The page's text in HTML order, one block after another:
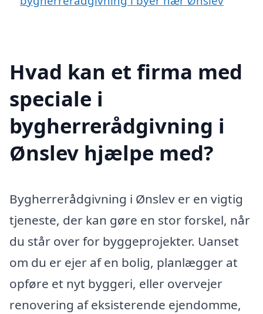
Hvad kan et firma med
speciale i
bygherrerådgivning i
Ønslev hjælpe med?
Bygherrerådgivning i Ønslev er en vigtig
tjeneste, der kan gøre en stor forskel, når
du står over for byggeprojekter. Uanset
om du er ejer af en bolig, planlægger at
opføre et nyt byggeri, eller overvejer
renovering af eksisterende ejendomme,